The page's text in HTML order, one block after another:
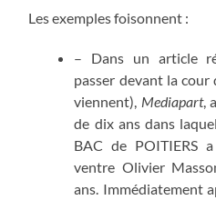
Les exemples foisonnent :
– Dans un article
passer devant la cour
viennent), Mediapart,
de dix ans dans
BAC de POITIERS
ventre Olivier
ans. Immédiatement